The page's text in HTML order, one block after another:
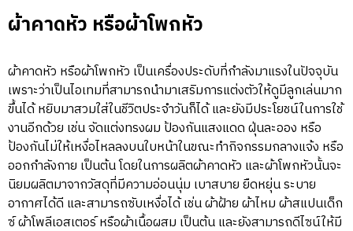
ผ้าคาดหัว หรือผ้าโพกหัว
ผ้าคาดหัว หรือผ้าโพกหัว เป็นเครื่องประดับที่กำลังมาแรงในปัจจุบัน
เพราะว่าเป็นไอเทมที่สามารถนำมาเสริมการแต่งตัวให้ดูมีลูกเล่นมาก
ขึ้นได้ หยิบมาสวมใส่ในชีวิตประจำวันก็ได้ และยังมีประโยชน์ในการใช้
งานอีกด้วย เช่น จัดแต่งทรงผม ป้องกันแสงแดด ฝุ่นละออง หรือ
ป้องกันไม่ให้เหงื่อไหลลงบนใบหน้าในขณะทำกิจกรรมกลางแจ้ง หรือ
ออกกำลังกาย เป็นต้น โดยในการผลิตผ้าคาดหัว และผ้าโพกหัวนั้นจะ
นิยมผลิตมาจากวัสดุที่มีความอ่อนนุ่ม เบาสบาย ยืดหยุ่น ระบาย
อากาศได้ดี และสามารถซับเหงื่อได้ เช่น ผ้าฝ้าย ผ้าไหม ผ้าสแปนเด็ก
ซ์ ผ้าโพลีเอสเตอร์ หรือผ้าเนื้อผสม เป็นต้น และยังสามารถดีไซน์ให้มี